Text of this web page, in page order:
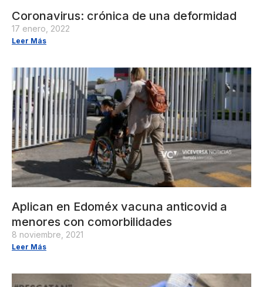
Coronavirus: crónica de una deformidad
17 enero, 2022
Leer Más
Aplican en Edoméx vacuna anticovid a
menores con comorbilidades
8 noviembre, 2021
Leer Más